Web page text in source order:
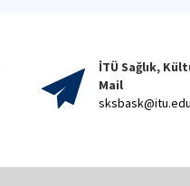
İTÜ Sağlık,
Mail